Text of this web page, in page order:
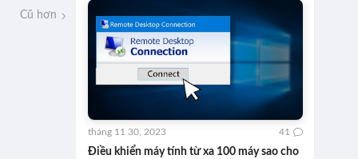
Cũ hơn
Điều khiển máy tính từ xa 100 máy sao cho
tháng 11 30, 2023 41